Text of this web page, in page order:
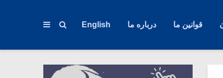
قوانین ما درباره ما English